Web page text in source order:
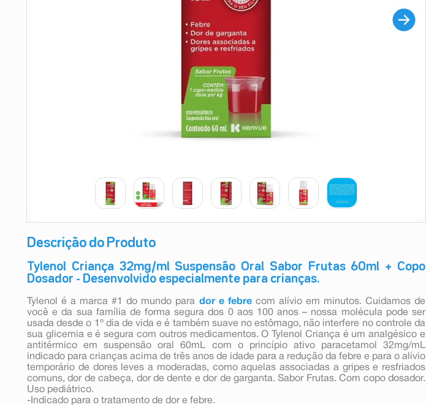
Descrição do Produto
Tylenol Criança 32mg/ml Suspensão Oral Sabor Frutas 60ml + Copo
Dosador - Desenvolvido especialmente para crianças.
Tylenol é a marca #1 do mundo para dor e febre com alívio em minutos. Cuidamos de
você e da sua família de forma segura dos 0 aos 100 anos – nossa molécula pode ser
usada desde o 1º dia de vida e é também suave no estômago, não interfere no controle da
sua glicemia e é segura com outros medicamentos. O Tylenol Criança é um analgésico e
antitérmico em suspensão oral 60mL com o princípio ativo paracetamol 32mg/mL
indicado para crianças acima de três anos de idade para a redução da febre e para o alívio
temporário de dores leves a moderadas, como aquelas associadas a gripes e resfriados
comuns, dor de cabeça, dor de dente e dor de garganta. Sabor Frutas. Com copo dosador.
Uso pediátrico.
-Indicado para o tratamento de dor e febre.
esmalte
absorvente